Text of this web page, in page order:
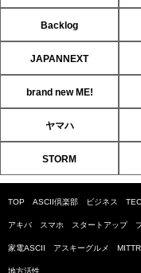
Backlog
JAPANNEXT
brand new ME!
ヤマハ
STORM
TOP ASCII倶楽部 ビジネス
アキバ スマホ スタートアップ
家電ASCII アスキーグルメ MITTR
地方活性